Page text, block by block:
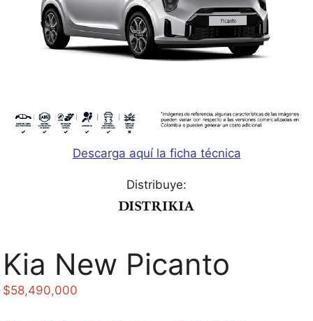
Descarga aquí la ficha técnica
Distribuye:
Kia New Picanto
$58,490,000